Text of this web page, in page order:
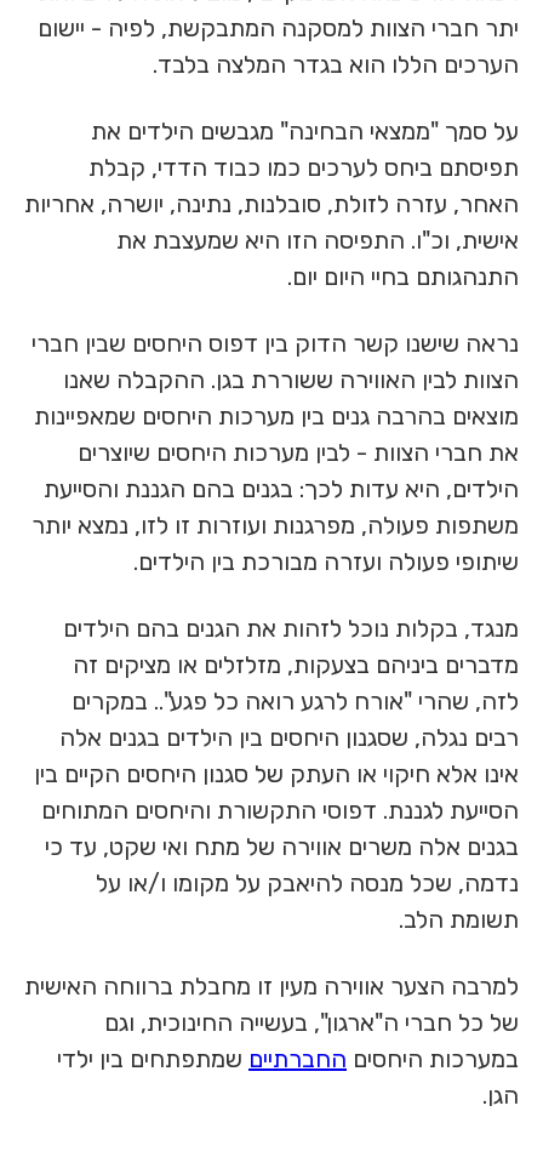
יתר חברי הצוות למסקנה המתבקשת, לפיה - יישום
הערכים הללו הוא בגדר המלצה בלבד.
על סמך "ממצאי הבחינה" מגבשים הילדים את
תפיסתם ביחס לערכים כמו כבוד הדדי, קבלת
האחר, עזרה לזולת, סובלנות, נתינה, יושרה, אחריות
אישית, וכ"ו. התפיסה הזו היא שמעצבת את
התנהגותם בחיי היום יום.
נראה שישנו קשר הדוק בין דפוס היחסים שבין חברי
הצוות לבין האווירה ששוררת בגן. ההקבלה שאנו
מוצאים בהרבה גנים בין מערכות היחסים שמאפיינות
את חברי הצוות - לבין מערכות היחסים שיוצרים
הילדים, היא עדות לכך: בגנים בהם הגננת והסייעת
משתפות פעולה, מפרגנות ועוזרות זו לזו, נמצא יותר
שיתופי פעולה ועזרה מבורכת בין הילדים.
מנגד, בקלות נוכל לזהות את הגנים בהם הילדים
מדברים ביניהם בצעקות, מזלזלים או מציקים זה
לזה, שהרי "אורח לרגע רואה כל פגע".. במקרים
רבים נגלה, שסגנון היחסים בין הילדים בגנים אלה
אינו אלא חיקוי או העתק של סגנון היחסים הקיים בין
הסייעת לגננת. דפוסי התקשורת והיחסים המתוחים
בגנים אלה משרים אווירה של מתח ואי שקט, עד כי
נדמה, שכל מנסה להיאבק על מקומו ו/או על
תשומת הלב.
למרבה הצער אווירה מעין זו מחבלת ברווחה האישית
של כל חברי ה"ארגון", בעשייה החינוכית, וגם
במערכות היחסים החברתיים שמתפתחים בין ילדי
הגן.